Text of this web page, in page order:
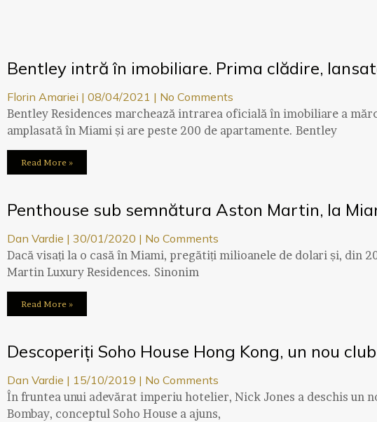
Bentley intră în imobiliare. Prima clădire,
Florin Amariei 08/04/2021
No Comments
Bentley Residences marchează intrarea oficială în imobiliare a
amplasată în Miami și are peste 200 de apartamente. Bentley
Read More »
Penthouse sub semnătura Aston Martin, la
Dan Vardie 30/01/2020
No Comments
Dacă visați la o casă în Miami, pregătiți milioanele de dolari și, din
Martin Luxury Residences. Sinonim
Read More »
Descoperiți Soho House Hong Kong, un nou
Dan Vardie 15/10/2019
No Comments
În fruntea unui adevărat imperiu hotelier, Nick Jones a deschis un
Bombay, conceptul Soho House a ajuns,